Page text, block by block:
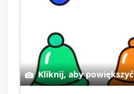
Kliknij, aby powiększyć